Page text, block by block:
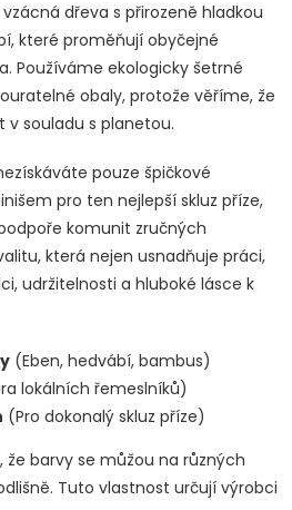
dřeva s přirozeně hladkou
které proměňují obyčejné
Používáme ekologicky šetrné
obaly, protože věříme, že
souladu s planetou.
pouze špičkové
pro ten nejlepší skluz příze,
komunit zručných
která nejen usnadňuje práci,
udržitelnosti a hluboké lásce k
(Eben, hedvábí, bambus)
lokálních řemeslníků)
(Pro dokonalý skluz příze)
barvy se můžou na různých
Tuto vlastnost určují výrobci